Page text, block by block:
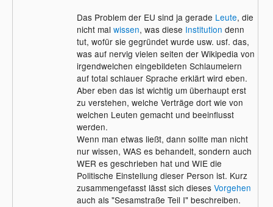
Das Problem der EU sind ja gerade Leute, die
nicht mal wissen, was diese Institution denn
tut, wofür sie gegründet wurde usw. usf. das,
was auf nervig vielen seiten der Wikipedia von
irgendwelchen eingebildeten Schlaumeiern
auf total schlauer Sprache erklärt wird eben.
Aber eben das ist wichtig um überhaupt erst
zu verstehen, welche Verträge dort wie von
welchen Leuten gemacht und beeinflusst
werden.
Wenn man etwas ließt, dann sollte man nicht
nur wissen, WAS es behandelt, sondern auch
WER es geschrieben hat und WIE die
Politische Einstellung dieser Person ist. Kurz
zusammengefasst lässt sich dieses Vorgehen
auch als "Sesamstraße Teil I" beschreiben.